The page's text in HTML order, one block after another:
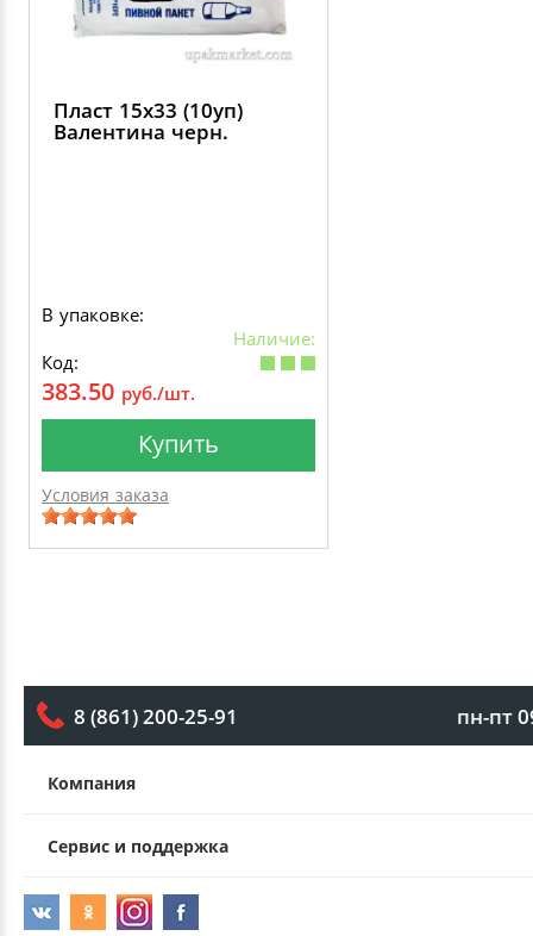
Пласт 15х33 (10уп)
Валентина черн.
В упаковке:
Наличие:
Код:
383.50 руб./шт.
Купить
Условия заказа
8 (861) 200-25-91 пн-пт
Компания
Сервис и поддержка